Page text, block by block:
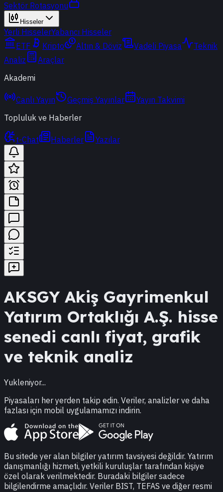
Sektör Rotasyonu
Hisseler
Yerli HisselerYabancı Hisseler
ETF
Kripto Altın & Döviz Vadeli Piyasa
Teknik
Analiz
Araçlar
Akademi
Canlı Yayın Geçmiş Yayınlar
Yayın Takvimi
Topluluk ve Haberler
t-Chat Haberler Yazılar
AKSGY Akiş Gayrimenkul
Yatırım Ortaklığı A.Ş. hisse
senedi canlı fiyat, grafik
ve teknik analiz
Yukleniyor...
Piyasaları her yerden takip edin. Veriler, analizler ve daha
fazlası için mobil uygulamamızı indirin.
Bu sitede yer alan bilgiler yatırım tavsiyesi değildir. Yatırım
danışmanlığı hizmeti, yetkili kuruluşlar tarafından kişiye
özel olarak verilmektedir. Buradaki bilgiler sadece
bilgilendirme amaçlıdır. Veriler BIST, TEFAS ve diğer resmi